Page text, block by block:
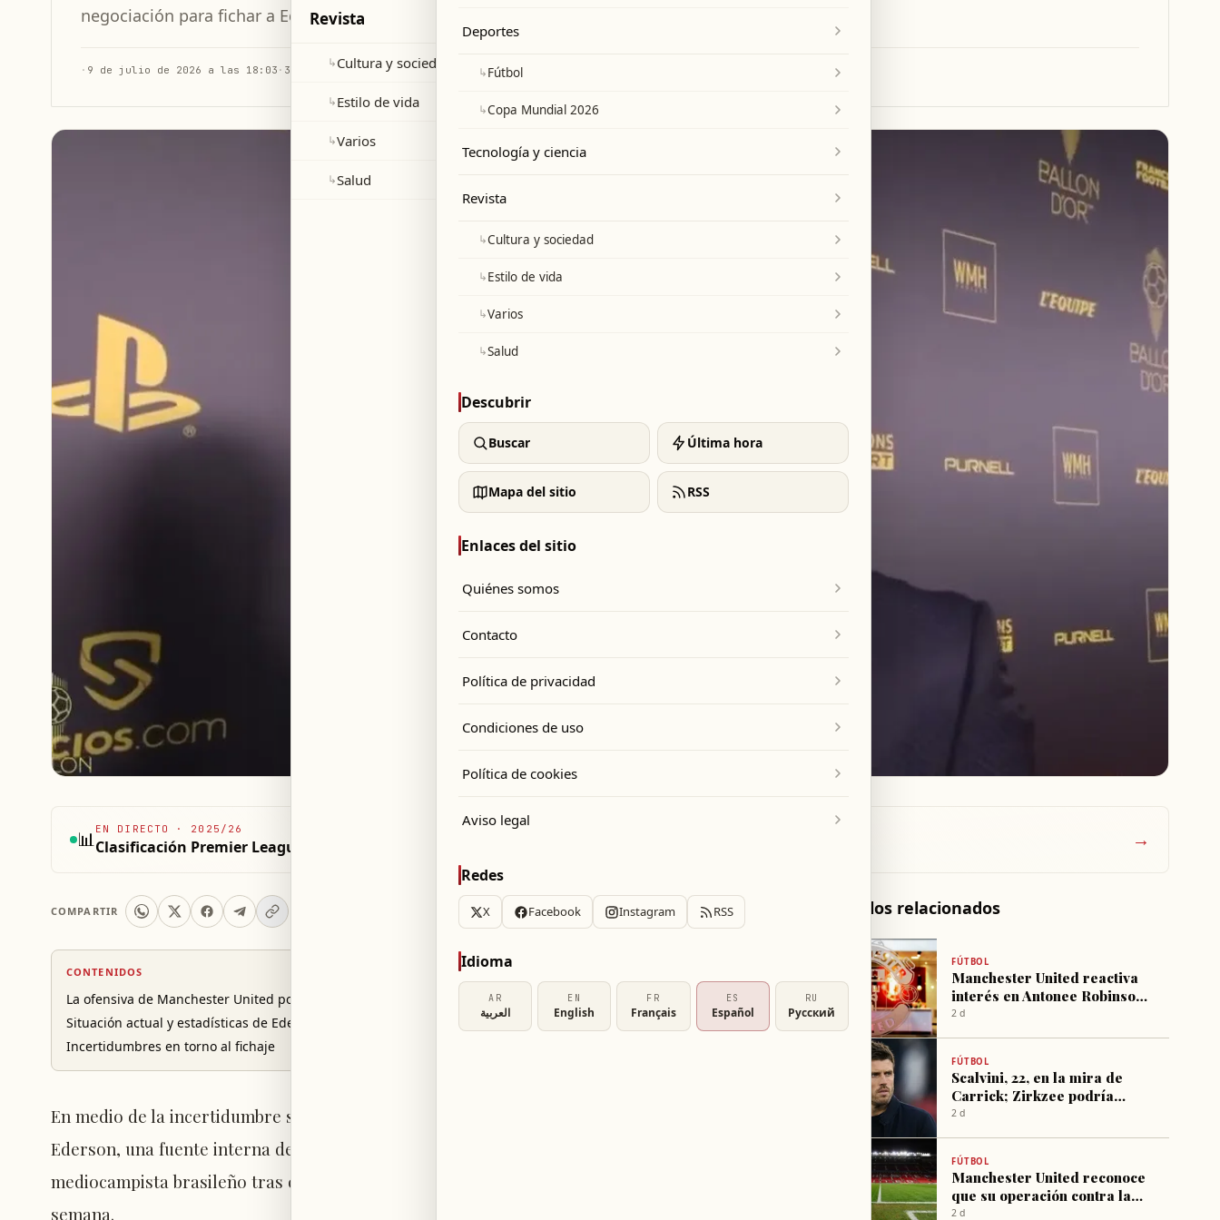
negociación para fichar a Ederson, a pesar de las incertidumbres recientes.
· 9 de julio de 2026 a las 18:03 · 3 min de lectura
📊EN DIRECTO · 2025/26
Clasificación Premier League 2025/26 →
COMPARTIR
CONTENIDOS
La ofensiva de Manchester United por Ederson
Situación actual y estadísticas de Ederson
Incertidumbres en torno al fichaje
En medio de la incertidumbre sobre si Manchester United cerrará la incorporación de
Ederson, una fuente interna de Old Trafford ha revelado los planes del club respecto al
mediocampista brasileño tras concretar un acuerdo por Andrey Santos a inicios de esta
semana.
Artículos relacionados
FÚTBOL
Manchester United reactiva
interés en Antonee Robinson
como refuerzo para lateral
2 d
FÚTBOL
Scalvini, 22, en la mira de
Carrick; Zirkzee podría
marcharse cedido a la
2 d
FÚTBOL
Manchester United reconoce
que su operación contra la
reventa de entradas afectó a
2 d
Revista
↳Cultura y sociedad
↳Estilo de vida
↳Varios
↳Salud
Deportes
↳Fútbol
↳Copa Mundial 2026
Tecnología y ciencia
Revista
↳Cultura y sociedad
↳Estilo de vida
↳Varios
↳Salud
Descubrir
Buscar Última hora
Mapa del sitio RSS
Enlaces del sitio
Quiénes somos
Contacto
Política de privacidad
Condiciones de uso
Política de cookies
Aviso legal
Redes
X Facebook Instagram RSS
Idioma
AR
العربية
EN
English
FR
Français
ES
Español
RU
Русский